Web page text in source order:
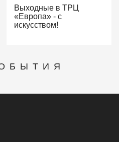
Выходные в ТРЦ
«Европа» - с
искусством!